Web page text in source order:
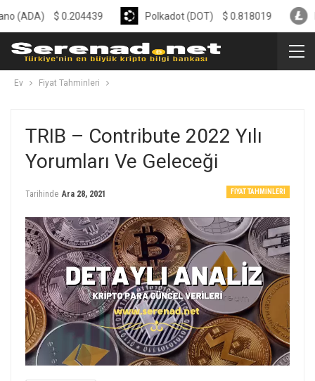
Ev Fiyat Tahminleri
TRIB – Contribute 2022 Yılı
Yorumları Ve Geleceği
FIYAT TAHMINLERI
Tarihinde Ara 28, 2021
$0.204439 Polkadot (DOT) $0.818019 Litecoin